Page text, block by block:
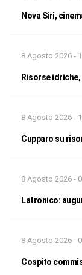
Nova Siri,
8 Agosto 2026 -
Risorse
8 Agosto 2026 -
Cupparo su
8 Agosto 2026 -
Latronico:
8 Agosto 2026 -
Cospito